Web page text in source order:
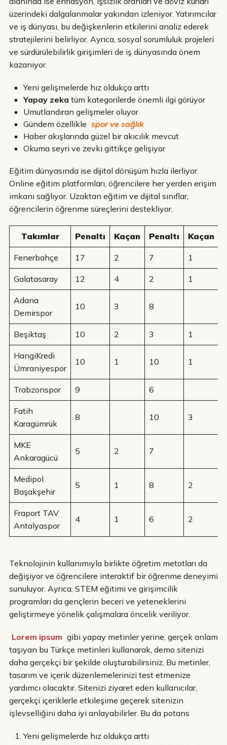
üzerindeki dalgalanmalar yakından izleniyor. Yatırımcılar
ve iş dünyası, bu değişkenlerin etkilerini analiz ederek
stratejilerini belirliyor. Ayrıca, sosyal sorumluluk projeleri
ve sürdürülebilirlik girişimleri de iş dünyasında önem
kazanıyor.
Yeni gelişmelerde hız oldukça arttı
Yapay zeka tüm kategorilerde önemli ilgi görüyor
Umutlandıran gelişmeler oluyor
Gündem özellikle spor ve sağlık
Haber akışlarında güzel bir akıcılık mevcut
Okuma seyri ve zevki gittikçe gelişiyor
Eğitim dünyasında ise dijital dönüşüm hızla ilerliyor.
Online eğitim platformları, öğrencilere her yerden erişim
imkanı sağlıyor. Uzaktan eğitim ve dijital sınıflar,
öğrencilerin öğrenme süreçlerini destekliyor.
Takımlar Penaltı Kaçan Penaltı Kaçan
Fenerbahçe 17 2 7 1
Galatasaray 12 4 2 1
Adana
Demirspor
10 3 8
Beşiktaş 10 2 3 1
HangiKredi
Ümraniyespor
10 1 10 1
Trabzonspor 9 6
Fatih
Karagümrük
8 10 3
MKE
Ankaragücü
5 2 7
Medipol
Başakşehir
5 1 8 2
Fraport TAV
Antalyaspor
4 1 6 2
Teknolojinin kullanımıyla birlikte öğretim metotları da
değişiyor ve öğrencilere interaktif bir öğrenme deneyimi
sunuluyor. Ayrıca, STEM eğitimi ve girişimcilik
programları da gençlerin beceri ve yeteneklerini
geliştirmeye yönelik çalışmalara öncelik veriliyor.
Lorem ipsum gibi yapay metinler yerine, gerçek anlam
taşıyan bu Türkçe metinleri kullanarak, demo sitenizi
daha gerçekçi bir şekilde oluşturabilirsiniz. Bu metinler,
tasarım ve içerik düzenlemelerinizi test etmenize
yardımcı olacaktır. Sitenizi ziyaret eden kullanıcılar,
gerçekçi içeriklerle etkileşime geçerek sitenizin
işlevselliğini daha iyi anlayabilirler. Bu da potans
Yeni gelişmelerde hız oldukça arttı